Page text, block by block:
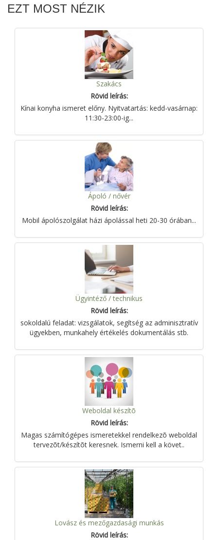
EZT MOST NÉZIK
Szakács
Rövid leírás:
Kínai konyha ismeret előny. Nyitvatartás: kedd-vasárnap:
11:30-23:00-ig...
Ápoló / nővér
Rövid leírás:
Mobil ápolószolgálat házi ápolással heti 20-30 órában...
Ügyintéző / technikus
Rövid leírás:
sokoldalú feladat: vizsgálatok, segítség az adminisztratív
ügyekben, munkahely értékelés dokumentálás stb.
Weboldal készítõ
Rövid leírás:
Magas számítógépes ismeretekkel rendelkezõ weboldal
tervezõt/készítõt keresnek. Ismerni kell a követ..
Lovász és mezőgazdasági munkás
Rövid leírás: